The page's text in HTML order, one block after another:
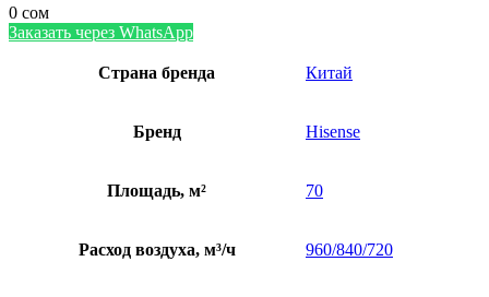
0 сом
Заказать через WhatsApp
Страна бренда Китай
Бренд Hisense
Площадь, м² 70
Расход воздуха, м³/ч 960/840/720